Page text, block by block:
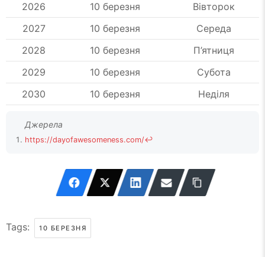
2026
10 березня
Вівторок
2027
10 березня
Середа
2028
10 березня
П’ятниця
2029
10 березня
Субота
2030
10 березня Неділя
https://dayofawesomeness.com/↩
Tags: 10 БЕРЕЗНЯ